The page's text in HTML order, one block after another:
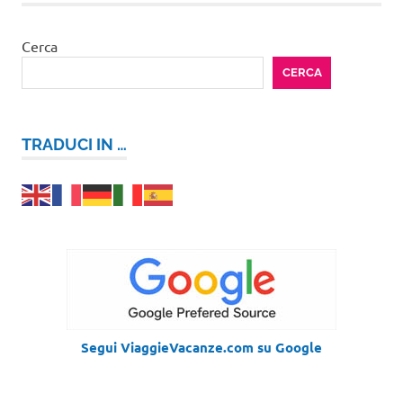
Cerca
CERCA
TRADUCI IN …
Segui ViaggieVacanze.com su Google